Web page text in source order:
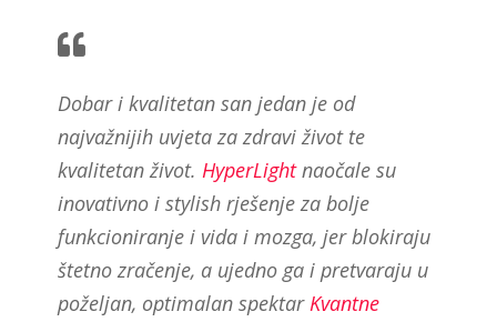
Dobar i kvalitetan san jedan je od
najvažnijih uvjeta za zdravi život te
kvalitetan život. HyperLightnaočale su
inovativno i stylish rješenje za bolje
funkcioniranje i vida i mozga, jer blokiraju
štetno zračenje, a ujedno ga i pretvaraju u
poželjan, optimalan spektarKvantne